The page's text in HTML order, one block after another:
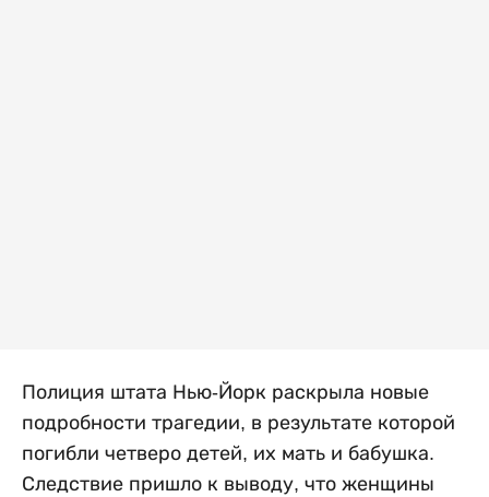
Полиция штата Нью-Йорк раскрыла новые
подробности трагедии, в результате которой
погибли четверо детей, их мать и бабушка.
Следствие пришло к выводу, что женщины